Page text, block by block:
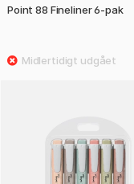
Point 88 Fineliner 6-pak